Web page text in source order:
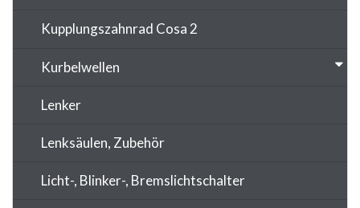
Kupplungszahnrad Cosa 2
Kurbelwellen
Lenker
Lenksäulen, Zubehör
Licht-, Blinker-, Bremslichtschalter